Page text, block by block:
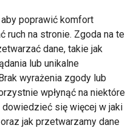
poprawić komfort
ruch na stronie. Zgoda na te
dane, takie jak
lub unikalne
wyrażenia zgody lub
wpłynąć na niektóre
się więcej w jaki
jak przetwarzamy dane
w Poznaniu